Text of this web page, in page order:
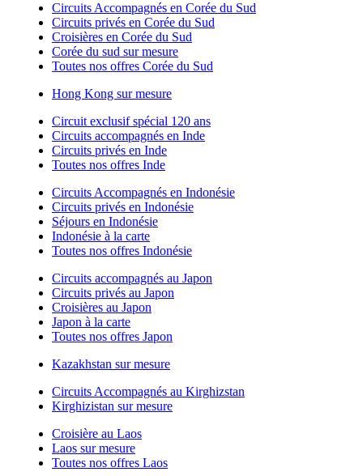
Circuits Accompagnés en Corée du Sud
Circuits privés en Corée du Sud
Croisières en Corée du Sud
Corée du sud sur mesure
Toutes nos offres Corée du Sud
Hong Kong sur mesure
Circuit exclusif spécial 120 ans
Circuits accompagnés en Inde
Circuits privés en Inde
Toutes nos offres Inde
Circuits Accompagnés en Indonésie
Circuits privés en Indonésie
Séjours en Indonésie
Indonésie à la carte
Toutes nos offres Indonésie
Circuits accompagnés au Japon
Circuits privés au Japon
Croisières au Japon
Japon à la carte
Toutes nos offres Japon
Kazakhstan sur mesure
Circuits Accompagnés au Kirghizstan
Kirghizistan sur mesure
Croisière au Laos
Laos sur mesure
Toutes nos offres Laos